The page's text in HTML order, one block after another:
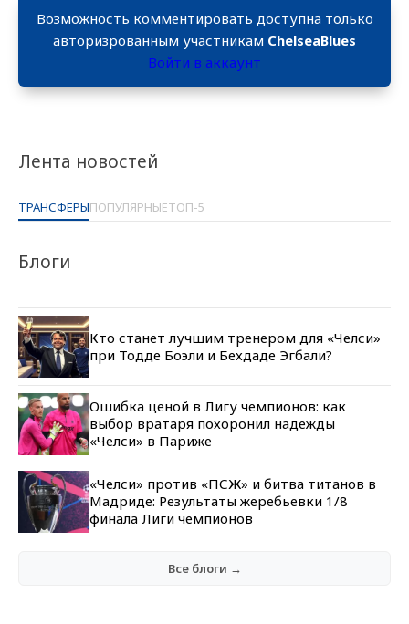
Лента новостей
ТРАНСФЕРЫПОПУЛЯРНЫЕТОП-5
Блоги
Кто станет лучшим тренером для «Челси»
при Тодде Боэли и Бехдаде Эгбали?
Ошибка ценой в Лигу чемпионов: как
выбор вратаря похоронил надежды
«Челси» в Париже
«Челси» против «ПСЖ» и битва титанов в
Мадриде: Результаты жеребьевки 1/8
финала Лиги чемпионов
Все блоги →
Возможность комментировать доступна только
авторизрованным участникам ChelseaBlues
Войти в аккаунт